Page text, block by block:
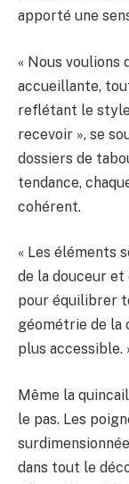
apporté une
« Nous voulions
accueillante,
reflétant le
recevoir », se
dossiers de
tendance,
cohérent.
« Les éléments
de la douceur
pour équilibrer
géométrie de la
plus accessible.
Même la
le pas. Les
dans tout le